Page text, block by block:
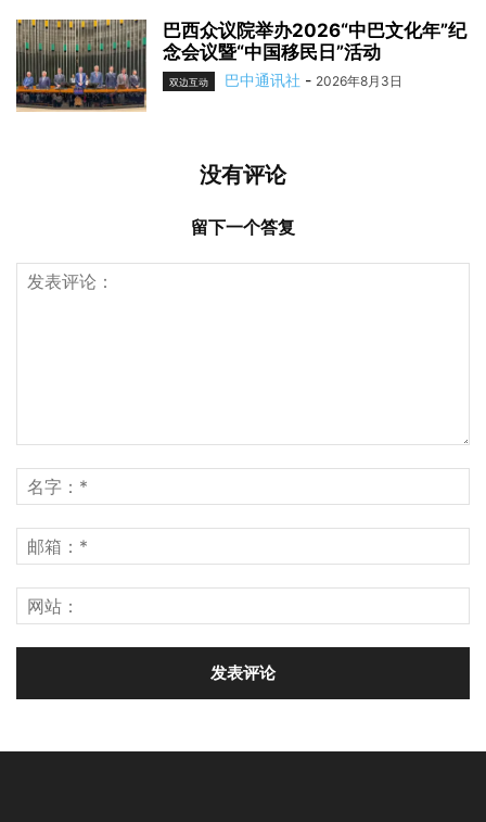
巴西众议院举办2026“中巴文化年”纪
念会议暨“中国移民日”活动
双边互动 巴中通讯社 - 2026年8月3日
没有评论
留下一个答复